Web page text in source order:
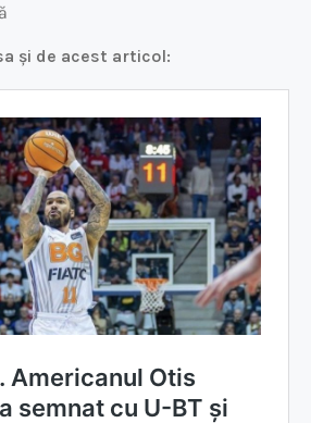
și de acest articol: